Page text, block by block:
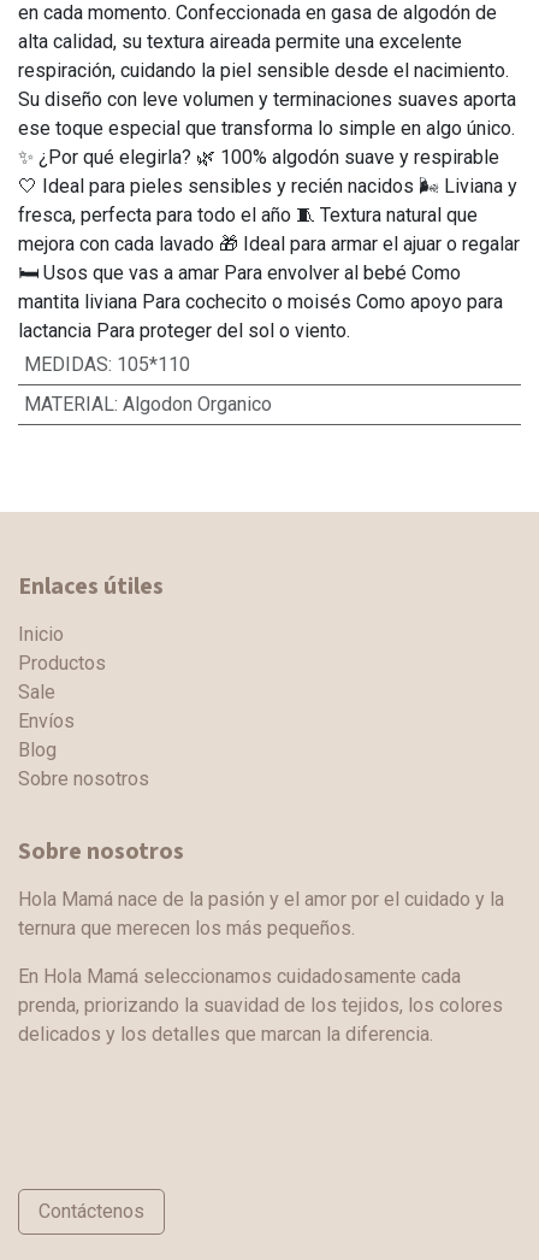
en cada momento. Confeccionada en gasa de algodón de
alta calidad, su textura aireada permite una excelente
respiración, cuidando la piel sensible desde el nacimiento.
Su diseño con leve volumen y terminaciones suaves aporta
ese toque especial que transforma lo simple en algo único.
✨ ¿Por qué elegirla? 🌿 100% algodón suave y respirable
🤍 Ideal para pieles sensibles y recién nacidos 🌬️ Liviana y
fresca, perfecta para todo el año 🧵 Textura natural que
mejora con cada lavado 🎁 Ideal para armar el ajuar o regalar
🛏️ Usos que vas a amar Para envolver al bebé Como
mantita liviana Para cochecito o moisés Como apoyo para
lactancia Para proteger del sol o viento.
MEDIDAS: 105*110
MATERIAL: Algodon Organico
Enlaces útiles
Inicio
Productos
Sale
Envíos
Blog
Sobre nosotros
Sobre nosotros
Hola Mamá nace de la pasión y el amor por el cuidado y la
ternura que merecen los más pequeños.
En Hola Mamá seleccionamos cuidadosamente cada
prenda, priorizando la suavidad de los tejidos, los colores
delicados y los detalles que marcan la diferencia.
Contáctenos